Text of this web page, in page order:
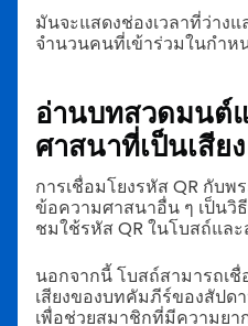
มันจะแสดงช่องเวลาที่ว่าง
จำนวนคนที่เข้าร่วมในกำห
อ่านบทสวดมนต์
ศาสนาที่เป็นเสียง
การเชื่อมโยงรหัส QR กับพ
ข้อความศาสนาอื่น ๆ เป็นวิ
ชมใช้รหัส QR ในโบสถ์แล
นอกจากนี้ โบสถ์สามารถเชื่
เสียงของบทคัมภีร์ของสัปด
เพื่อช่วยสมาชิกที่มีความย